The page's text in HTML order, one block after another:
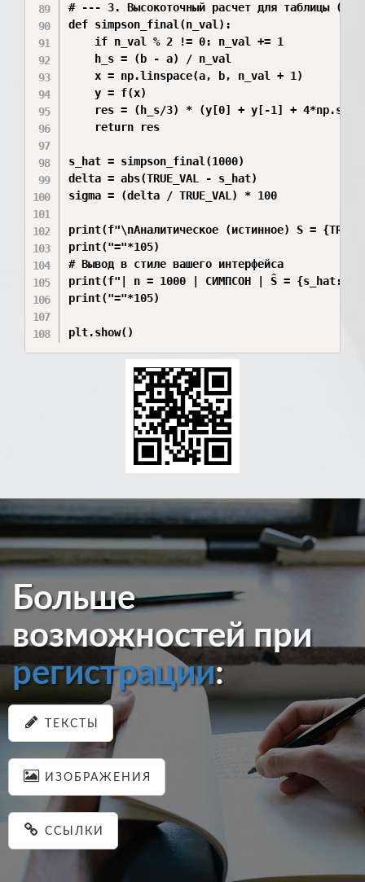
# --- 3. Высокоточный расчет для таблицы
def simpson_final(n_val):
    if n_val % 2 != 0: n_val += 1
    h_s = (b - a) / n_val
    x = np.linspace(a, b, n_val + 1)
    y = f(x)
res = (h_s/3) * (y[0] + y[-1] +
    return res
s_hat = simpson_final(1000)
delta = abs(TRUE_VAL - s_hat)
sigma = (delta / TRUE_VAL) * 100
print(f"\nАналитическое (истинное) S =
print("="*105)
# Вывод в стиле вашего интерфейса
print(f"| n = 1000 | СИМПСОН | Ŝ =
print("="*105)
Больше
возможностей при
регистрации:
ТЕКСТЫ
ИЗОБРАЖЕНИЯ
ССЫЛКИ